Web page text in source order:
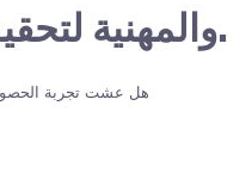
والمهنية لتحقيق النجاح المنشود.
هل عشت تجربة